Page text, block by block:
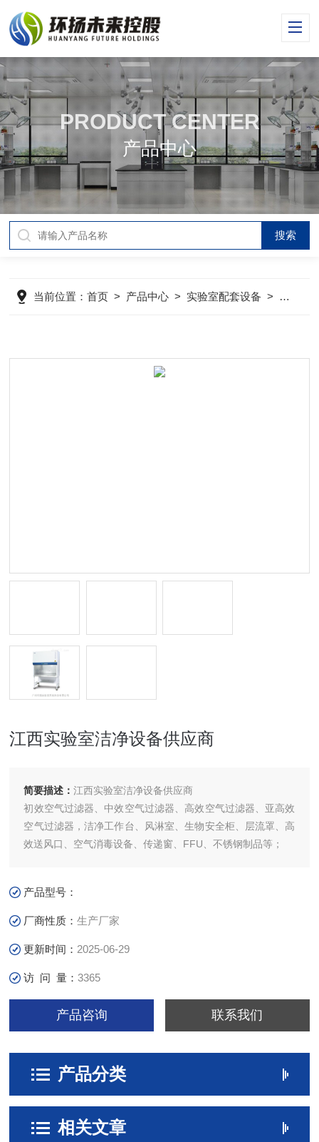
PRODUCT CENTER
产品中心
当前位置：首页 > 产品中心 > 实验室配套设备 > 原子吸
江西实验室洁净设备供应商
简要描述：江西实验室洁净设备供应商
初效空气过滤器、中效空气过滤器、高效空气过滤器、亚高效
空气过滤器，洁净工作台、风淋室、生物安全柜、层流罩、高
效送风口、空气消毒设备、传递窗、FFU、不锈钢制品等；
产品型号：
厂商性质：生产厂家
更新时间： 2025-06-29
访 问 量：3365
产品咨询 联系我们
产品分类
相关文章